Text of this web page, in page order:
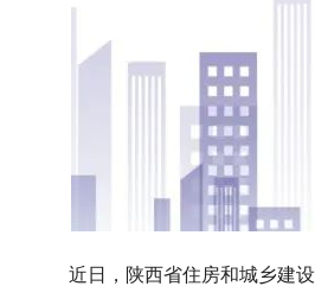
近日，陕西省住房和城乡建